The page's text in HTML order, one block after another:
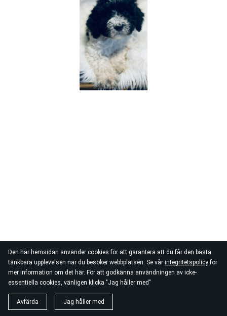
Den här hemsidan använder cookies för att garantera att du får den bästa
tänkbara upplevelsen när du besöker webbplatsen. Se vår integritetspolicyför
mer information om det här. För att godkänna användningen av icke-
essentiella cookies, vänligen klicka "Jag håller med"
Avfärda Jag håller med